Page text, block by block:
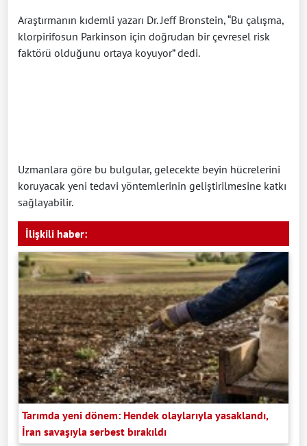
Araştırmanın kıdemli yazarı Dr. Jeff Bronstein, “Bu çalışma,
klorpirifosun Parkinson için doğrudan bir çevresel risk
faktörü olduğunu ortaya koyuyor” dedi.
Uzmanlara göre bu bulgular, gelecekte beyin hücrelerini
koruyacak yeni tedavi yöntemlerinin geliştirilmesine katkı
sağlayabilir.
İlişkili haber:
Tarımda yeni dönem: Hendek olaylarıyla yasaklandı,
İran savaşıyla serbest bırakıldı